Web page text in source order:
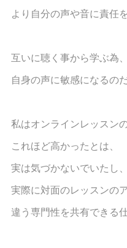
より自分の声や音に責任
互いに聴く事から学ぶ為、
自身の声に敏感になるのだ
私はオンラインレッスン
これほど高かったとは、
実は気づかないでいたし、
実際に対面のレッスンの
違う専門性を共有できる